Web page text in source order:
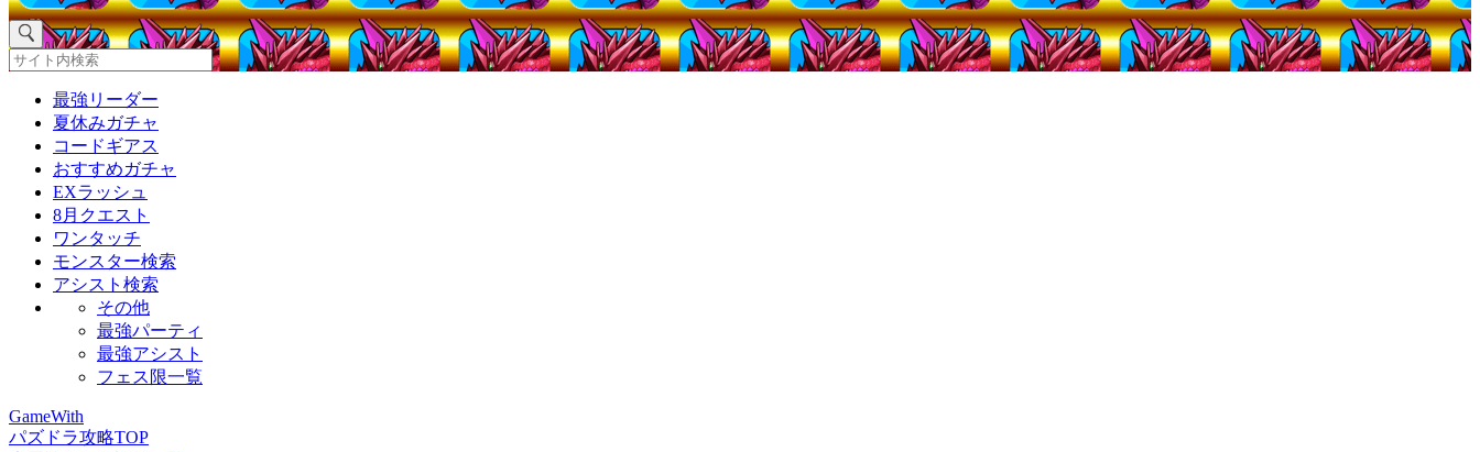
最強リーダー
夏休みガチャ
コードギアス
おすすめガチャ
EXラッシュ
8月クエスト
ワンタッチ
モンスター検索
アシスト検索
その他
最強パーティ
最強アシスト
フェス限一覧
GameWith
パズドラ攻略TOP